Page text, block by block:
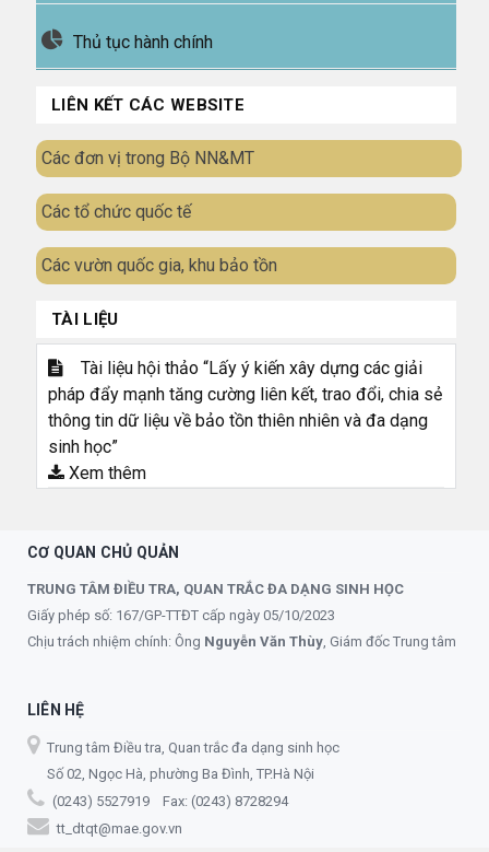
Thủ tục hành chính
LIÊN KẾT CÁC WEBSITE
Các đơn vị trong Bộ NN&MT
Các tổ chức quốc tế
Các vườn quốc gia, khu bảo tồn
TÀI LIỆU
Tài liệu hội thảo “Lấy ý kiến xây dựng các giải
pháp đẩy mạnh tăng cường liên kết, trao đổi, chia sẻ
thông tin dữ liệu về bảo tồn thiên nhiên và đa dạng
sinh học”
Xem thêm
CƠ QUAN CHỦ QUẢN
TRUNG TÂM ĐIỀU TRA, QUAN TRẮC ĐA DẠNG SINH HỌC
Giấy phép số: 167/GP-TTĐT cấp ngày 05/10/2023
Chịu trách nhiệm chính: Ông Nguyễn Văn Thùy, Giám đốc Trung tâm
LIÊN HỆ
Trung tâm Điều tra, Quan trắc đa dạng sinh học
Số 02, Ngọc Hà, phường Ba Đình, TP.Hà Nội
(0243) 5527919 Fax: (0243) 8728294
tt_dtqt@mae.gov.vn